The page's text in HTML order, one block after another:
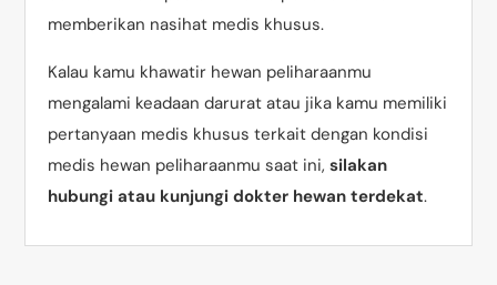
memberikan nasihat medis khusus.
Kalau kamu khawatir hewan peliharaanmu
mengalami keadaan darurat atau jika kamu memiliki
pertanyaan medis khusus terkait dengan kondisi
medis hewan peliharaanmu saat ini,silakan
hubungi atau kunjungi dokter hewan terdekat.